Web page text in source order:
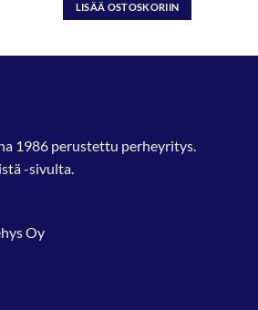
LISÄÄ OSTOSKORIIN
1986 perustettu perheyritys.
-sivulta.
Oy